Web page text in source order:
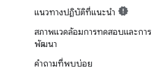
แนวทางปฏิบัติที่แนะนำ
สภาพแวดล้อมการทดสอบและการ
พัฒนา
คำถามที่พบบ่อย